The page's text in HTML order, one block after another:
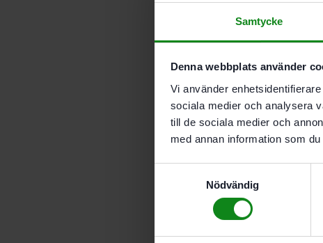
Samtycke
Denna webbplats använder
Vi använder
sociala medier och analysera
till de sociala medier och
med annan information som
Nödvändig